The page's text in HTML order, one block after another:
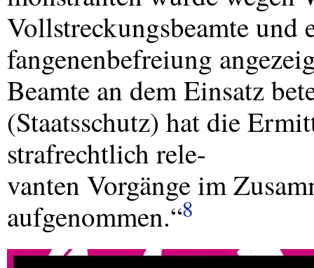
Vollstreckungsbeamte und
fangenenbefreiung
Beamte an dem Einsatz
(Staatsschutz) hat die
strafrechtlich rele-
vanten Vorgänge im
aufgenommen.“8